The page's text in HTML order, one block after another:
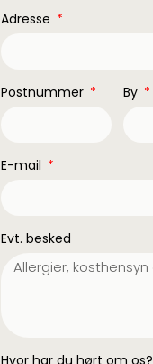
Adresse
Postnummer By
E-mail
Evt. besked
Hvor har du hørt om os?